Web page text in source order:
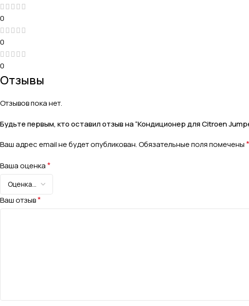
0
0
0
Отзывы
Отзывов пока нет.
Будьте первым, кто оставил отзыв на “Кондиционер для Citroen
Ваш адрес email не будет опубликован.Обязательные поля помечены*
Ваша оценка*
Ваш отзыв*